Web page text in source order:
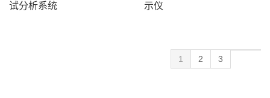
试分析系统
示仪
1 2 3